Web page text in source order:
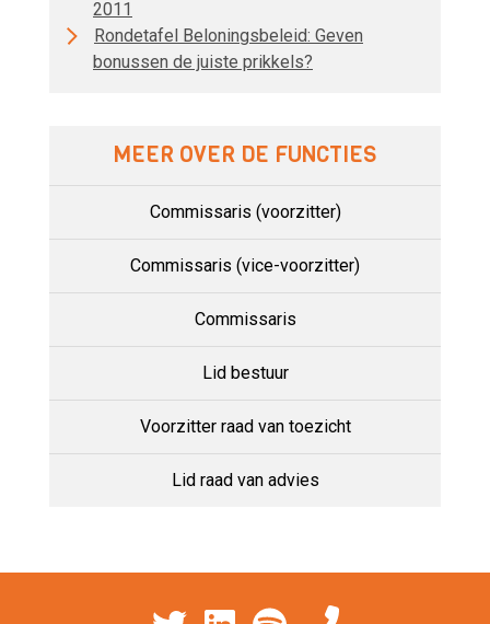
2011
Rondetafel Beloningsbeleid: Geven
bonussen de juiste prikkels?
MEER OVER DE FUNCTIES
Commissaris (voorzitter)
Commissaris (vice-voorzitter)
Commissaris
Lid bestuur
Voorzitter raad van toezicht
Lid raad van advies